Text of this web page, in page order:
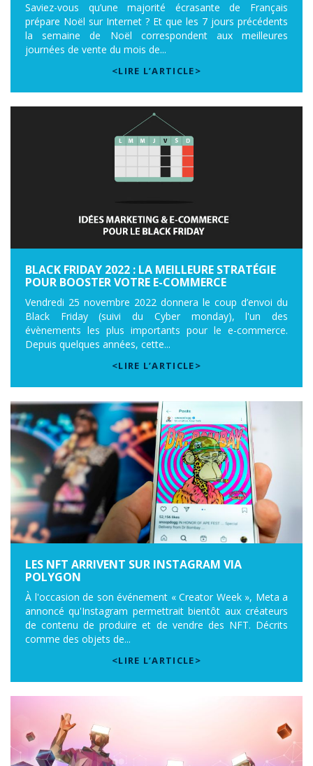
Saviez-vous qu’une majorité écrasante de Français
prépare Noël sur Internet ? Et que les 7 jours précédents
la semaine de Noël correspondent aux meilleures
journées de vente du mois de...
<LIRE L’ARTICLE>
BLACK FRIDAY 2022 : LA MEILLEURE STRATÉGIE
POUR BOOSTER VOTRE E-COMMERCE
Vendredi 25 novembre 2022 donnera le coup d’envoi du
Black Friday (suivi du Cyber monday), l'un des
évènements les plus importants pour le e-commerce.
Depuis quelques années, cette...
<LIRE L’ARTICLE>
LES NFT ARRIVENT SUR INSTAGRAM VIA
POLYGON
À l'occasion de son événement « Creator Week », Meta a
annoncé qu'Instagram permettrait bientôt aux créateurs
de contenu de produire et de vendre des NFT. Décrits
comme des objets de...
<LIRE L’ARTICLE>